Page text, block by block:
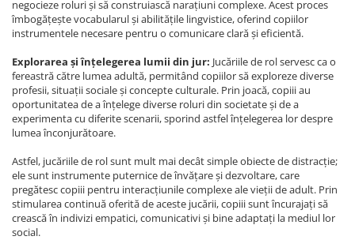
negocieze roluri și să construiască narațiuni complexe. Acest proces
îmbogățește vocabularul și abilitățile lingvistice, oferind copiilor
instrumentele necesare pentru o comunicare clară și eficientă.
Explorarea și înțelegerea lumii din jur: Jucăriile de rol servesc ca o
fereastră către lumea adultă, permitând copiilor să exploreze diverse
profesii, situații sociale și concepte culturale. Prin joacă, copiii au
oportunitatea de a înțelege diverse roluri din societate și de a
experimenta cu diferite scenarii, sporind astfel înțelegerea lor despre
lumea înconjurătoare.
Astfel, jucăriile de rol sunt mult mai decât simple obiecte de distracție;
ele sunt instrumente puternice de învățare și dezvoltare, care
pregătesc copiii pentru interacțiunile complexe ale vieții de adult. Prin
stimularea continuă oferită de aceste jucării, copiii sunt încurajați să
crească în indivizi empatici, comunicativi și bine adaptați la mediul lor
social.